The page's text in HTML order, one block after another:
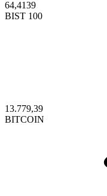
64,4139
BIST 100
13.779,39
BITCOIN